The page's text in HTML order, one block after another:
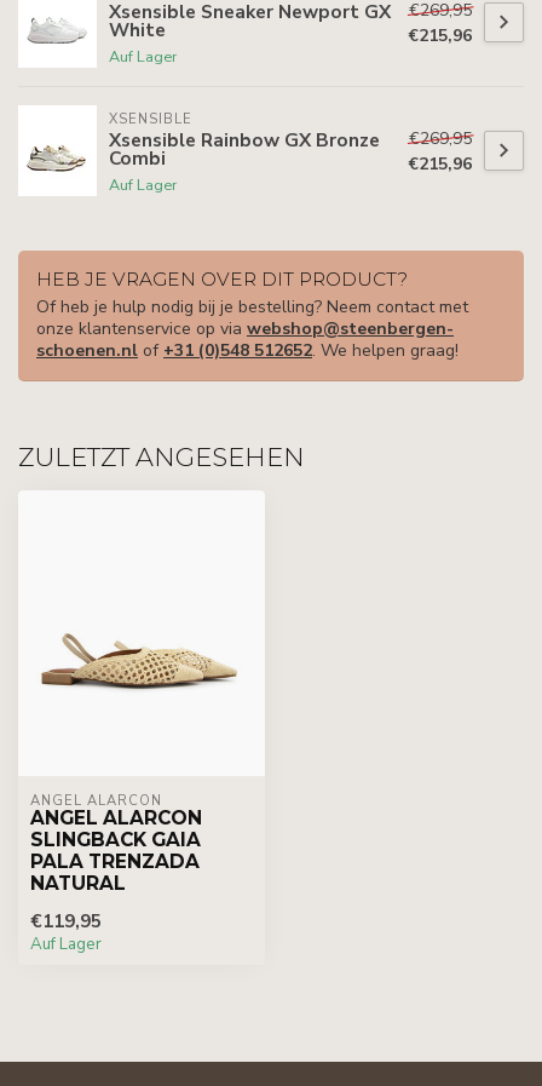
Xsensible Sneaker Newport GX
White
Auf Lager
€269,95
€215,96
XSENSIBLE
Xsensible Rainbow GX Bronze
Combi
Auf Lager
€269,95
€215,96
HEB JE VRAGEN OVER DIT PRODUCT?
Of heb je hulp nodig bij je bestelling? Neem contact met
onze klantenservice op via webshop@steenbergen-
schoenen.nl of +31 (0)548 512652. We helpen graag!
ZULETZT ANGESEHEN
ÁNGEL ALARCÓN
ANGEL ALARCON
SLINGBACK GAIA
PALA TRENZADA
NATURAL
€119,95
Auf Lager